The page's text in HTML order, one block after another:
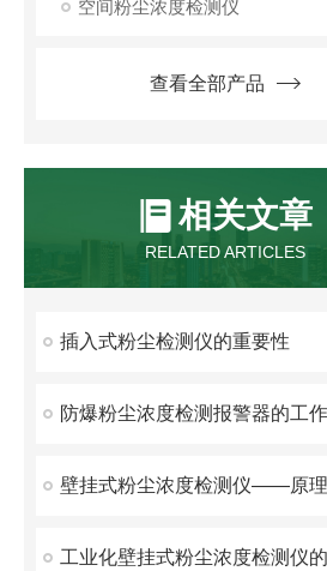
空间粉尘浓度检测仪
查看全部产品
相关文章
RELATED ARTICLES
插入式粉尘检测仪的重要性
防爆粉尘浓度检测报警器的工